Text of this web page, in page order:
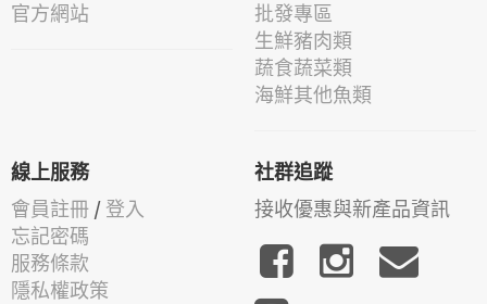
官方網站
批發專區
生鮮豬肉類
蔬食蔬菜類
海鮮其他魚類
線上服務
會員註冊 / 登入
忘記密碼
服務條款
隱私權政策
社群追蹤
接收優惠與新產品資訊